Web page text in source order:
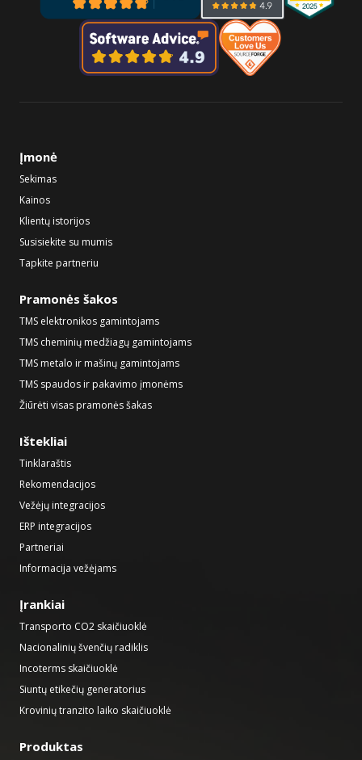
Įmonė
Sekimas
Kainos
Klientų istorijos
Susisiekite su mumis
Tapkite partneriu
Pramonės šakos
TMS elektronikos gamintojams
TMS cheminių medžiagų gamintojams
TMS metalo ir mašinų gamintojams
TMS spaudos ir pakavimo įmonėms
Žiūrėti visas pramonės šakas
Ištekliai
Tinklaraštis
Rekomendacijos
Vežėjų integracijos
ERP integracijos
Partneriai
Informacija vežėjams
Įrankiai
Transporto CO2 skaičiuoklė
Nacionalinių švenčių radiklis
Incoterms skaičiuoklė
Siuntų etikečių generatorius
Krovinių tranzito laiko skaičiuoklė
Produktas